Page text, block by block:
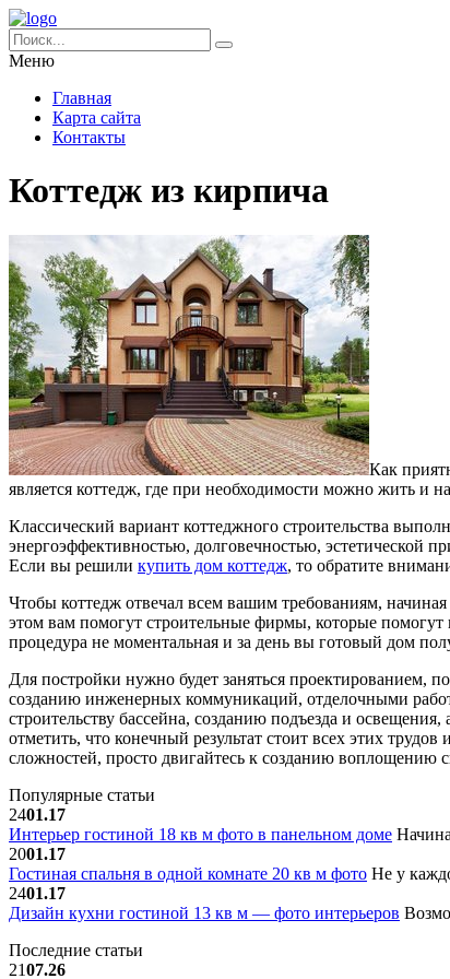
Меню
Главная
Карта сайта
Контакты
Коттедж из кирпича
Как
является коттедж, где при необходимости можно жить и
Классический вариант коттеджного строительства
энергоэффективностью, долговечностью, эстетической
Если вы решили купить дом коттедж, то обратите
Чтобы коттедж отвечал всем вашим требованиям,
этом вам помогут строительные фирмы, которые помогут
процедура не моментальная и за день вы готовый дом
Для постройки нужно будет заняться проектированием,
созданию инженерных коммуникаций, отделочными
строительству бассейна, созданию подъезда и
отметить, что конечный результат стоит всех этих
сложностей, просто двигайтесь к созданию воплощению
Популярные статьи
2401.17
Интерьер гостиной 18 кв м фото в панельном доме
2001.17
Гостиная спальня в одной комнате 20 кв м фото Не у
2401.17
Дизайн кухни гостиной 13 кв м — фото интерьеров
Последние статьи
2107.26